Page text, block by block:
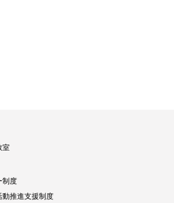
室
制度
動推進支援制度